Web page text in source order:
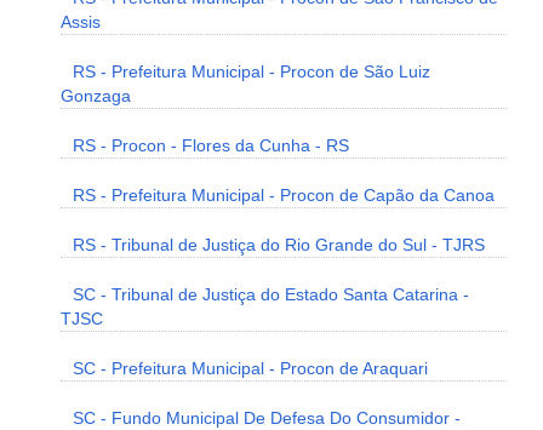
Assis
RS - Prefeitura Municipal - Procon de São Luiz
Gonzaga
RS - Procon - Flores da Cunha - RS
RS - Prefeitura Municipal - Procon de Capão da Canoa
RS - Tribunal de Justiça do Rio Grande do Sul - TJRS
SC - Tribunal de Justiça do Estado Santa Catarina -
TJSC
SC - Prefeitura Municipal - Procon de Araquari
SC - Fundo Municipal De Defesa Do Consumidor -